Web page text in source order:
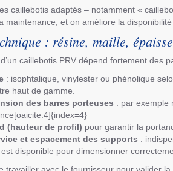
caillebotis adaptés – notamment «
maintenance, et on améliore la disponibilité
: résine, maille,
caillebotis PRV dépend fortement des
: isophtalique, vinylester ou phénolique
haut de gamme.
des barres porteuses : par exemple
(hauteur de profil) pour garantir la
et espacement des supports :
disponible pour dimensionner